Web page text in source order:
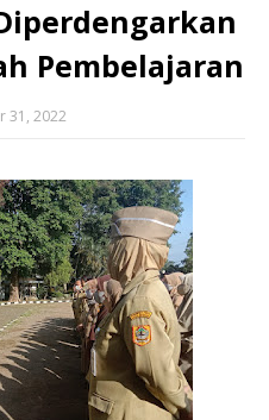
Pembelajaran
31, 2022